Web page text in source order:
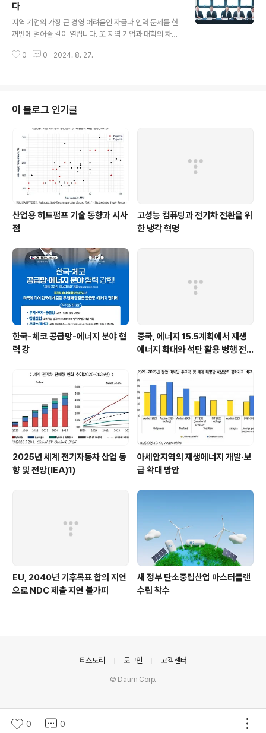
점국과 경제동반자협정(EPA)을 체결한 후 인근 미개척 국가로 통상 네트워크
를 확대합니다. 또 이미 협상이 타결된 중동‧중남미 지역 FTA는 조속한 발효를
추진합니다. 우리 주..
다
지역 기업의 가장 큰 경영 어려움인 자금과 인력 문제를 한
꺼번에 덜어줄 길이 열립니다. 또 지역 기업과 대학의 차세
원부와 교육부, 과학기술정보통신부는 22일 대전 소재 바
부) 지역 유망기업 발굴 ⇒ 기술사업화 자금 지원(지역산업
활력펀드)√ (교육부) 맞춤형 교육과정 개설(지역대
학) ⇒ 해당 기업이 필요로 하는 인재 양성 두 부처는 선도
사업으로 이미 펀드 투자를 받은 기업을 대상으로 내년부
터 맞춤형 인재양성에 들어갑니다. ▶ 차세대 혁신기술 개
발 √ (지역기업+지역대학) 혁신기술 개발과제..
0 0 2024. 8. 27.
이 블로그 인기글
산업용 히트펌프 기술 동향과 시사
점
고성능 컴퓨팅과 전기차 전환을 위
한 냉각 혁명
한국-체코 공급망-에너지 분야 협
력 강
중국, 에너지 15.5계획에서 재생
에너지 확대와 석탄 활용 병행 전
2025년 세계 전기자동차 산업 동
향 및 전망(IEA)1)
아세안지역의 재생에너지 개발·보
급 확대 방안
EU, 2040년 기후목표 합의 지연
으로 NDC 제출 지연 불가피
새 정부 탄소중립산업 마스터플랜
수립 착수
0 0
티스토리 로그인 고객센터
© Daum Corp.